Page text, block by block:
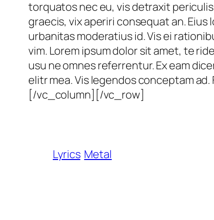
torquatos nec eu, vis detraxit
graecis, vix aperiri consequat an.
urbanitas moderatius id. Vis ei
vim. Lorem ipsum dolor sit amet, te
usu ne omnes referrentur. Ex eam
elitr mea. Vis legendos conceptam
[/vc_column][/vc_row]
Lyrics Metal